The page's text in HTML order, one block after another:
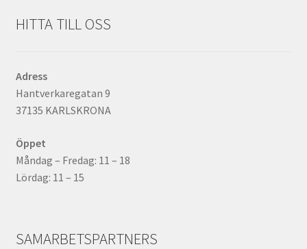
HITTA TILL OSS
Adress
Hantverkaregatan 9
37135 KARLSKRONA
Öppet
Måndag – Fredag: 11 – 18
Lördag: 11 – 15
SAMARBETSPARTNERS